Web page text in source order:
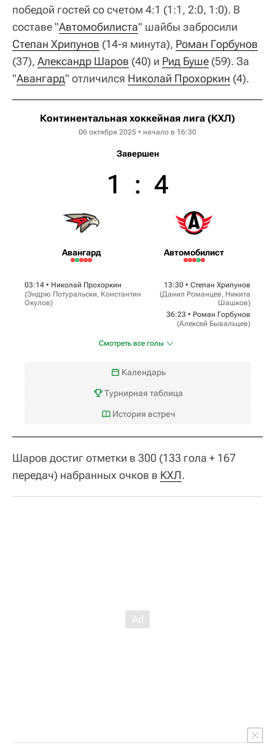
победой гостей со счетом 4:1 (1:1, 2:0, 1:0). В
составе "Автомобилиста" шайбы забросили
Степан Хрипунов (14-я минута), Роман Горбунов
(37), Александр Шаров (40) и Рид Буше (59). За
"Авангард" отличился Николай Прохоркин (4).
Континентальная хоккейная лига (КХЛ)
06 октября 2025 • начало в 16:30
Завершен
Авангард
1 : 4
Автомобилист
03:14 • Николай Прохоркин
(Эндрю Потуральски, Константин
Окулов)
13:30 • Степан Хрипунов
(Данил Романцев, Никита
Шашков)
36:23 • Роман Горбунов
(Алексей Бывальцев)
Смотреть все голы
Календарь
Турнирная таблица
История встреч
Шаров достиг отметки в 300 (133 гола + 167
передач) набранных очков в КХЛ.